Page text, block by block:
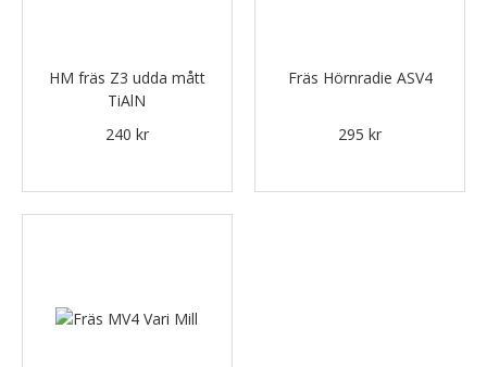
HM fräs Z3 udda mått
TiAlN
240 kr
Fräs Hörnradie ASV4
295 kr